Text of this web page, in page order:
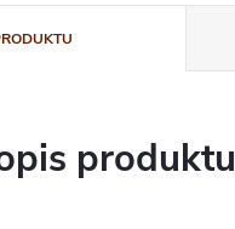
produktu